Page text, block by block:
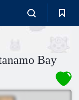
Bay